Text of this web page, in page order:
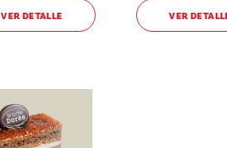
VER DETALLE VER